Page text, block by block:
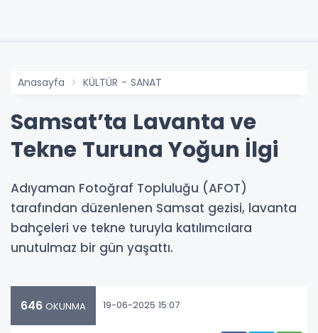
Anasayfa KÜLTÜR - SANAT
Samsat’ta Lavanta ve
Tekne Turuna Yoğun İlgi
Adıyaman Fotoğraf Topluluğu (AFOT)
tarafından düzenlenen Samsat gezisi, lavanta
bahçeleri ve tekne turuyla katılımcılara
unutulmaz bir gün yaşattı.
646 OKUNMA 19-06-2025 15:07